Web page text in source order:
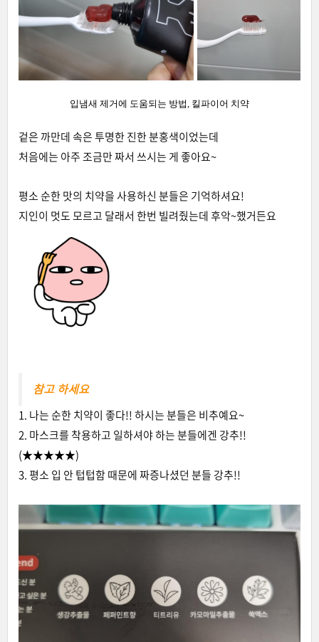
입냄새 제거에 도움되는 방법, 킬파이어 치약
겉은 까만데 속은 투명한 진한 분홍색이었는데
처음에는 아주 조금만 짜서 쓰시는 게 좋아요~
평소 순한 맛의 치약을 사용하신 분들은 기억하셔요!
지인이 멋도 모르고 달래서 한번 빌려줬는데 후악~했거든요
참고 하세요
1. 나는 순한 치약이 좋다!! 하시는 분들은 비추예요~
2. 마스크를 착용하고 일하셔야 하는 분들에겐 강추!!
(★★★★★)
3. 평소 입 안 텁텁함 때문에 짜증나셨던 분들 강추!!